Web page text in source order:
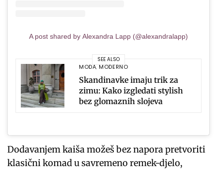
A post shared by Alexandra Lapp (@alexandralapp)
SEE ALSO
MODA,MODERNO
Skandinavke imaju trik za
zimu: Kako izgledati stylish
bez glomaznih slojeva
Dodavanjem kaiša možeš bez napora pretvoriti
klasični komad u savremeno remek-djelo,